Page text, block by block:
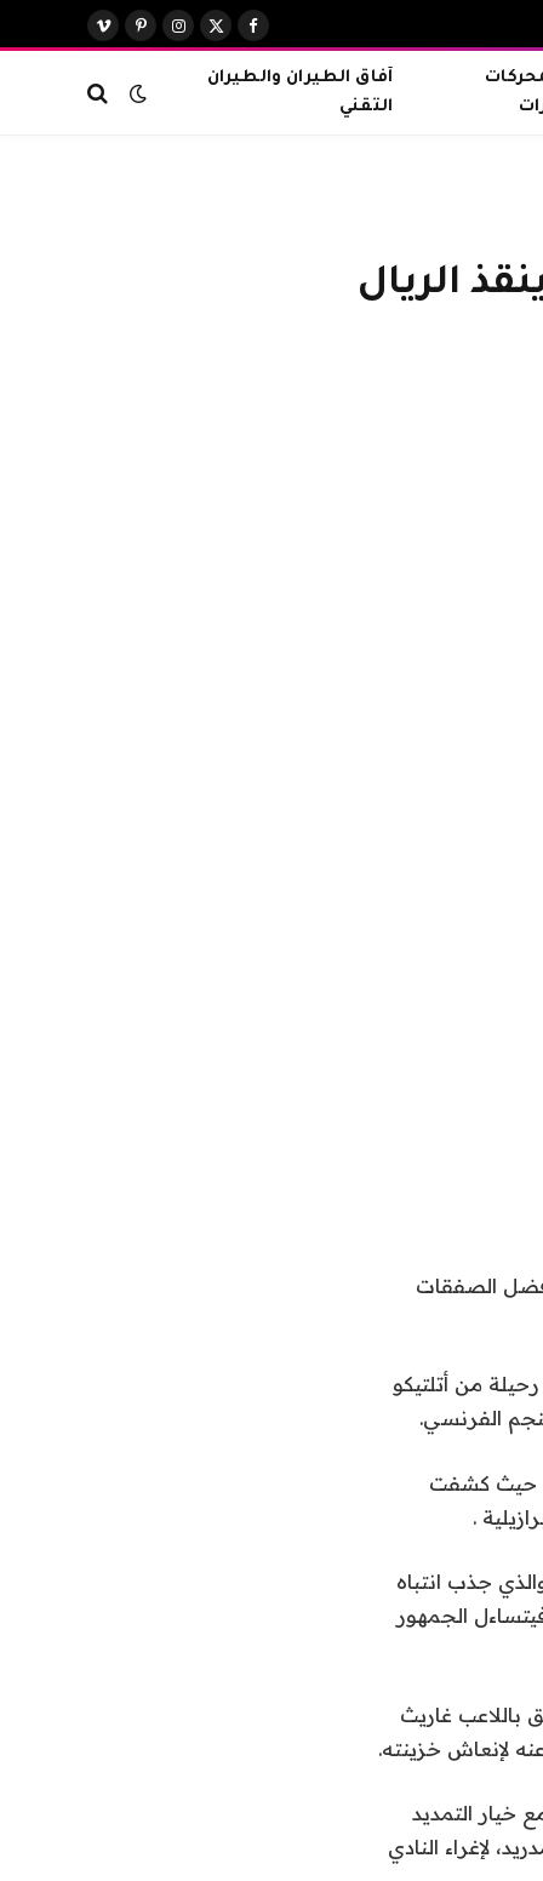
فيسبوك
X
الانستغرامبينتيريست
فيميو
آفاق الطيران والطيران
التقني
صفوفها بأفضل الصفقات
المُقبلة بعد رحيلة من أتلتيكو
الفرنسي.
حيث كشفت
.
جذب انتباه
الجمهور
باللاعب غاريث
لإنعاش خزينته.
خيار التمديد
لإغراء النادي